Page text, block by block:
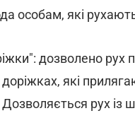
особам, які
дозволено рух
доріжках, які
рух із